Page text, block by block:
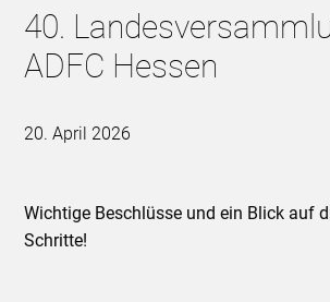
40.
ADFC Hessen
20. April 2026
Wichtige Beschlüsse und ein Blick auf
Schritte!